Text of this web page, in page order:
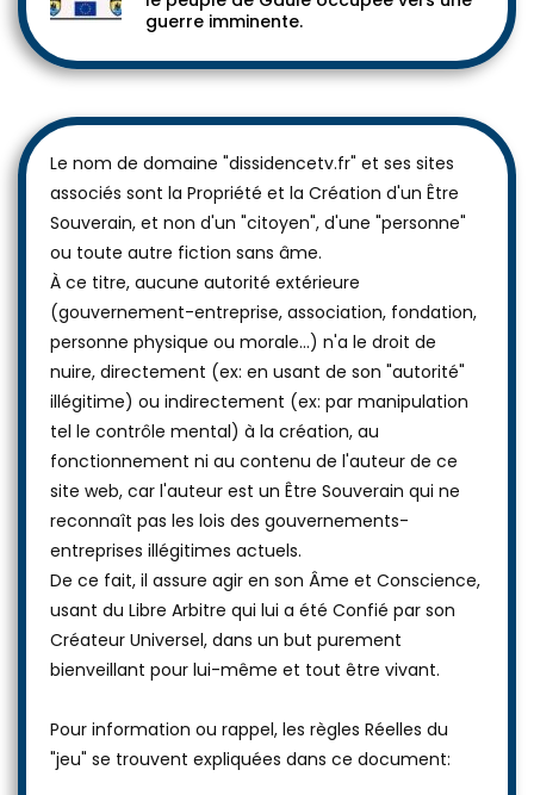
guerre imminente.
Le nom de domaine "dissidencetv.fr" et ses sites
associés sont la Propriété et la Création d'un Être
Souverain, et non d'un "citoyen", d'une "personne"
ou toute autre fiction sans âme.
À ce titre, aucune autorité extérieure
(gouvernement-entreprise, association, fondation,
personne physique ou morale...) n'a le droit de
nuire, directement (ex: en usant de son "autorité"
illégitime) ou indirectement (ex: par manipulation
tel le contrôle mental) à la création, au
fonctionnement ni au contenu de l'auteur de ce
site web, car l'auteur est un Être Souverain qui ne
reconnaît pas les lois des gouvernements-
entreprises illégitimes actuels.
De ce fait, il assure agir en son Âme et Conscience,
usant du Libre Arbitre qui lui a été Confié par son
Créateur Universel, dans un but purement
bienveillant pour lui-même et tout être vivant.
Pour information ou rappel, les règles Réelles du
"jeu" se trouvent expliquées dans ce document: